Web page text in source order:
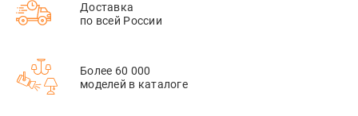
Доставка
по всей России
Более 60 000
моделей в каталоге